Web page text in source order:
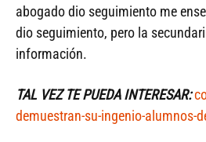
abogado dio seguimiento me
dio seguimiento, pero la
información.
TAL VEZ TE PUEDA INTERESAR:
demuestran-su-ingenio-alumnos-